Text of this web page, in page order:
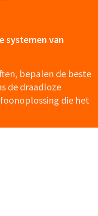
systemen van
bepalen de beste
de draadloze
die het